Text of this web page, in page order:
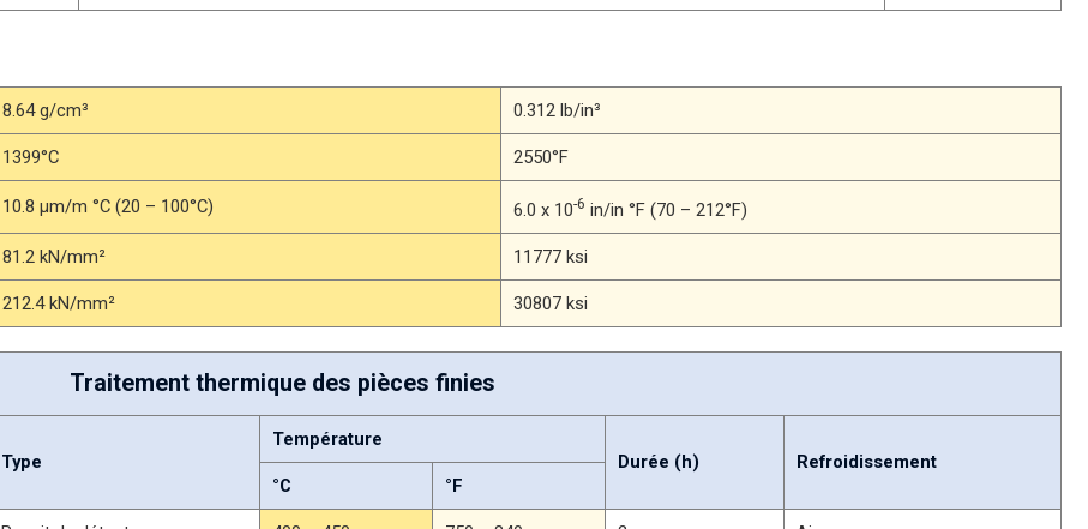
8.64 g/cm³ 0.312 lb/in³
1399°C 2550°F
10.8 μm/m °C (20 – 100°C) 6.0 x 10-6 in/in °F (70 – 212°F)
81.2 kN/mm² 11777 ksi
212.4 kN/mm² 30807 ksi
Traitement thermique des pièces finies
Type
Température
Durée (h)
Refroidissement
°C
°F